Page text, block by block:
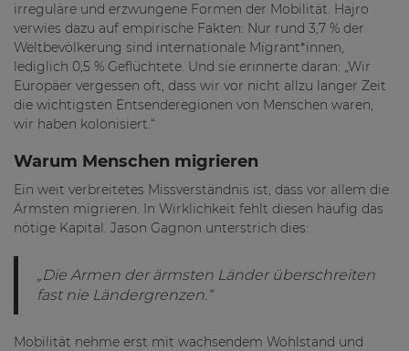
irreguläre und erzwungene Formen der Mobilität. Hajro
verwies dazu auf empirische Fakten: Nur rund 3,7 % der
Weltbevölkerung sind internationale Migrant*innen,
lediglich 0,5 % Geflüchtete. Und sie erinnerte daran: „Wir
Europäer vergessen oft, dass wir vor nicht allzu langer Zeit
die wichtigsten Entsenderegionen von Menschen waren,
wir haben kolonisiert.“
Warum Menschen migrieren
Ein weit verbreitetes Missverständnis ist, dass vor allem die
Ärmsten migrieren. In Wirklichkeit fehlt diesen häufig das
nötige Kapital. Jason Gagnon unterstrich dies:
„Die Armen der ärmsten Länder überschreiten
fast nie Ländergrenzen.“
Mobilität nehme erst mit wachsendem Wohlstand und